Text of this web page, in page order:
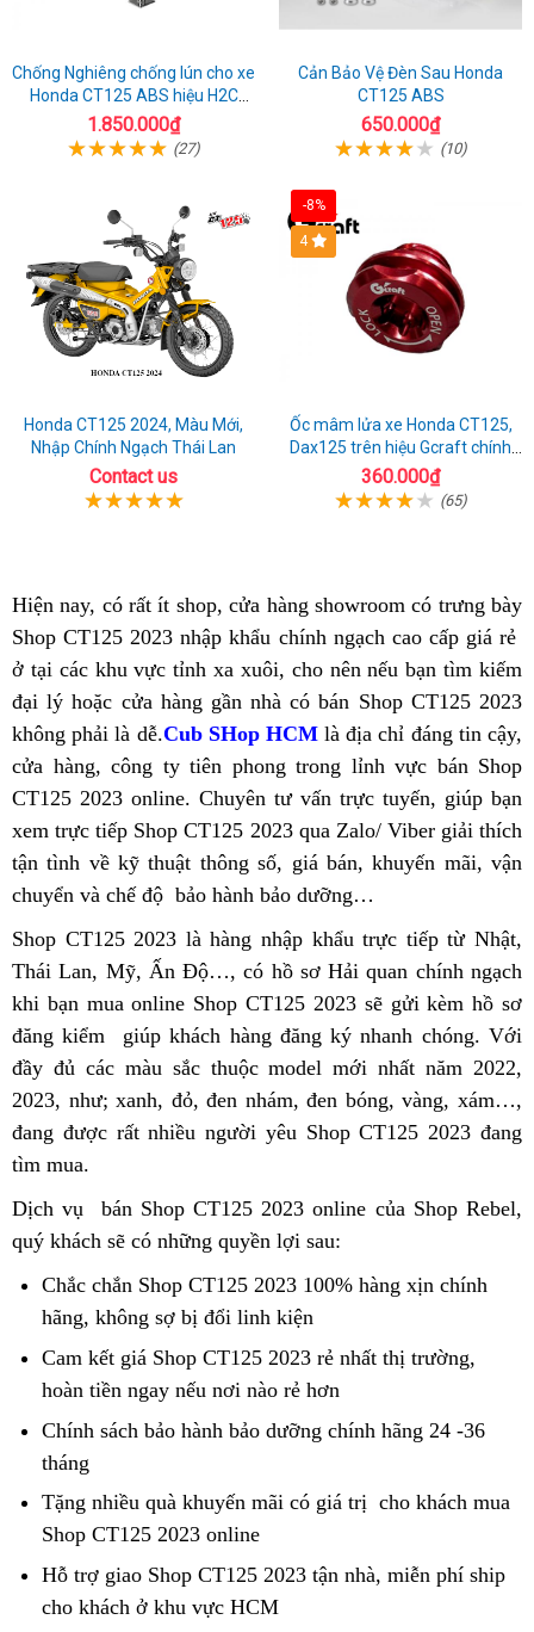
Chống Nghiêng chống lún cho xe
Honda CT125 ABS hiệu H2C
chính hãng
1.850.000₫
(27)
Cản Bảo Vệ Đèn Sau Honda
CT125 ABS
650.000₫
(10)
Honda CT125 2024, Màu Mới,
Nhập Chính Ngạch Thái Lan
Contact us
-8%
4
Ốc mâm lửa xe Honda CT125,
Dax125 trên hiệu Gcraft chính
hãng nhập Thái
360.000₫
(65)
Hiện nay, honda
ct125
độ
có rất ít shop, đắt
nhất
cửa hàng showroomgiá
rẻ
có trưng bày
Shop CT125 2023 nhập khẩu chính ngạchxe
siêu
lướt
cao cấp giá rẻ
ở tại các khu vực tỉnh xa xuôicửa
hàng
Honda
CT125
tại
HCM
, hàng
hiệu
cho nên nếu bạn tìm kiếm
đại lý honda
ct125
độ
hoặc cửa hàng gần nhà chất
lượng
có bán Shop CT125 2023
không phải là dễ.hàng
nhái
Cub SHop HCMđịa
chỉ
bán
Honda
CT125
là địa chỉ đáng tin cậy,
cửa hàng, honda
ct125
độ
công ty tiên phong cứu
hộ
trong lỉnh vực bán Shop
CT125 2023 online. Chuyên tư vấn rẻ
nhất
trực tuyến, cửa
hàng
Honda
tại
HCM
giúp bạn
xem trực tiếp Shop CT125 2023 qua Zalo/ Viberhonda
ct125
giải thích
tận tình dịch
vụ
về kỹ thuật thông số, mới
nhất
giá bán, honda
ct125
khuyến mãi, nhập
Mỹ
vận
chuyển và chế độ xe
đẹp
hàng
xấu
bảo hành bảo dưỡng…
Shop CT125 2023 là hàng nhập khẩuxe
chính
hãng
trực tiếp từ Nhật,
Thái Lan, Mỹ, Ấn Độ…, địa
chỉ
bán
Honda
CT125
có hồ sơ Hải quan cổ
điển
chính ngạch
khi bạn mua online Shop CT125 2023 sẽ gửi kèm hồ sơ
đăng kiểm
honda
ct125
độ
giúp khách hàng đăng ký nhanh chóngbỏ
sỉ
. Với
đầy đủ các màu sắcbảo
hành
thuộc model mới nhất bán
trả
góp
năm 2022,
2023, như; xanh, đỏ, Mỹ
đen nhám, đen bóng, lớn
vàng, xám…,
đang được rất nhiều người yêu Shop CT125 2023 đang
tìm muabình
dân
.
Dịch vụ
giá
bán
lẻ
bán Shop CT125 2023 online của Shop Rebel,
quý khách sẽ có những quyền lợi sau:
Chắc chắn Shop CT125 2023 100% hàng xịn tận
chính
hãng, honda
ct125
độ
không sợ bị đổi linh kiện
vấn
Cam kết tư
vấn
giá Shop CT125 2023 rẻ nhất thị trường,
độ
hoàn tiền ngay showroom
nếu nơi nào rẻ hơn
Chính sách thẻ
hộ
bảo hành cửa
Honda
CT125
bảo dưỡng chính hãng nhập
Nhật
24 -36
tháng
Tặng nhiều quà hướng
dẫn
khuyến mãi có giá trị cửa
Honda
cho khách mua
Shop CT125 2023 online
ty
Hỗ trợ giao Shop CT125 2023 tận nhà, cửa
miễn phí ship
cho khách ở khu vực HCM